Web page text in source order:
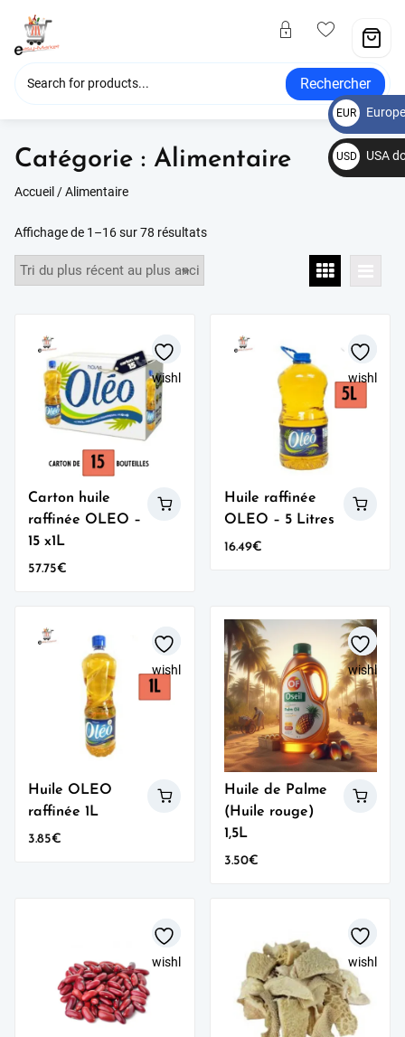
Rechercher
Catégorie : Alimentaire
Accueil / Alimentaire
Affichage de 1–16 sur 78 résultats
wishlist
Carton huile
raffinée OLEO –
15 x1L
57.75€
wishlist
Huile raffinée
OLEO – 5 Litres
16.49€
wishlist
Huile OLEO
raffinée 1L
3.85€
wishlist
Huile de Palme
(Huile rouge)
1,5L
3.50€
wishlist wishlist
EUR
€
USD
$
USA